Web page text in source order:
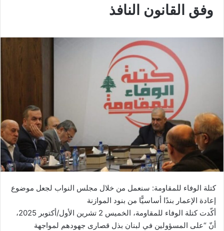
وفق ‏القانون النافذ
كتلة الوفاء للمقاومة: سنعمل من خلال مجلس ‏النواب لجعل موضوع
إعادة الإعمار بندًا أساسيًّا من بنود الموازنة
أكّدت كتلة الوفاء للمقاومة، الخميس 2 تشرين الأول/أكتوبر 2025،
أنّ “على ‏المسؤولين في لبنان بذل قصارى جهودهم لمواجهة